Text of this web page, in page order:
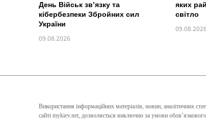
День Військ зв’язку та
кібербезпеки Збройних сил
України
09.08.2026
яких
світло
09.08.2026
Використання інформаційних матеріалів, новин, аналітичних
сайті mykiev.net, дозволяється виключно за умови